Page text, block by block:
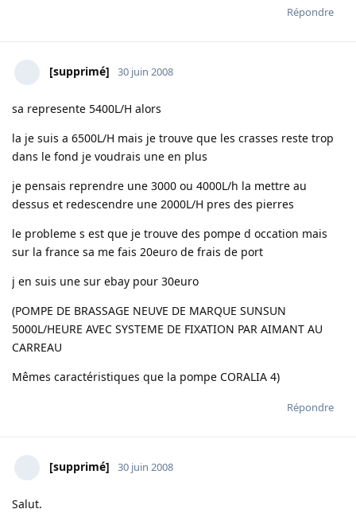
Répondre
[supprimé] 30 juin 2008
sa represente 5400L/H alors
la je suis a 6500L/H mais je trouve que les crasses reste trop
dans le fond je voudrais une en plus
je pensais reprendre une 3000 ou 4000L/h la mettre au
dessus et redescendre une 2000L/H pres des pierres
le probleme s est que je trouve des pompe d occation mais
sur la france sa me fais 20euro de frais de port
j en suis une sur ebay pour 30euro
(POMPE DE BRASSAGE NEUVE DE MARQUE SUNSUN
5000L/HEURE AVEC SYSTEME DE FIXATION PAR AIMANT AU
CARREAU
Mêmes caractéristiques que la pompe CORALIA 4)
Répondre
[supprimé] 30 juin 2008
Salut.